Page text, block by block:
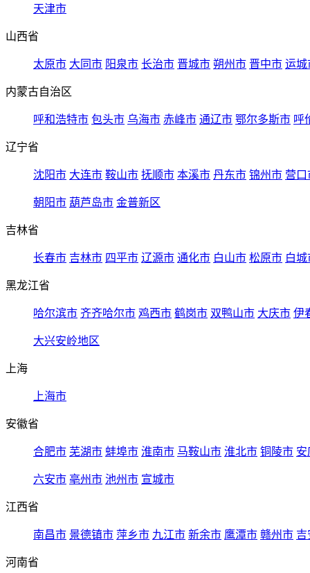
天津市
山西省
太原市 大同市 阳泉市 长治市 晋城市 朔州市 晋中市 运城
内蒙古自治区
呼和浩特市 包头市 乌海市 赤峰市 通辽市 鄂尔多斯市 呼
辽宁省
沈阳市 大连市 鞍山市 抚顺市 本溪市 丹东市 锦州市 营口
朝阳市 葫芦岛市 金普新区
吉林省
长春市 吉林市 四平市 辽源市 通化市 白山市 松原市 白城
黑龙江省
哈尔滨市 齐齐哈尔市 鸡西市 鹤岗市 双鸭山市 大庆市 伊
大兴安岭地区
上海
上海市
安徽省
合肥市 芜湖市 蚌埠市 淮南市 马鞍山市 淮北市 铜陵市 安
六安市 亳州市 池州市 宣城市
江西省
南昌市 景德镇市 萍乡市 九江市 新余市 鹰潭市 赣州市 吉
河南省